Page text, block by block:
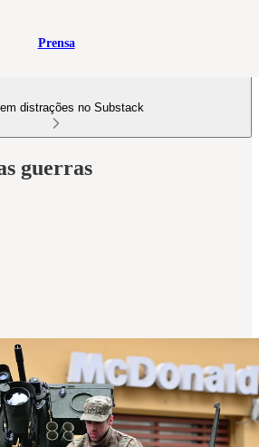
Prensa
distrações no Substack
guerras